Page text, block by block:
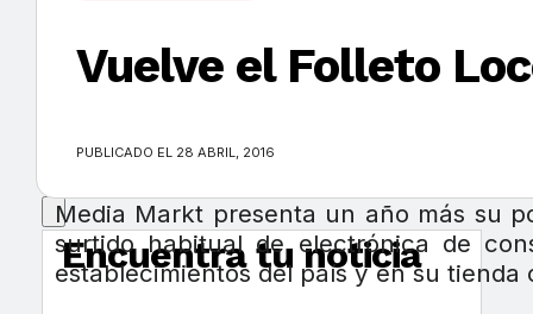
Encuentra tu noticia
Vuelve el Folleto
PUBLICADO EL 28 ABRIL, 2016
Media Markt presenta un año más su
surtido habitual de electrónica de
establecimientos del país y en su tienda